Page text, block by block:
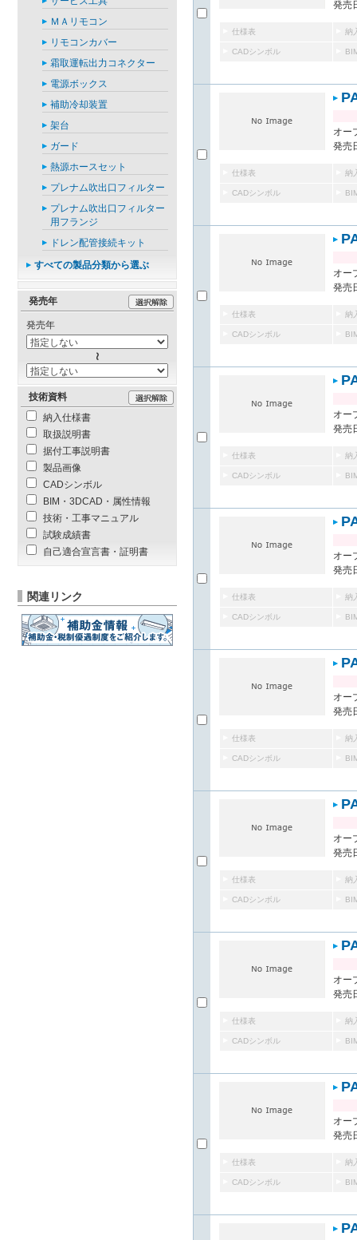
発売
仕様表 納
CADシンボル
オー
発売
仕様表 納
CADシンボル
オー
発売
仕様表 納
CADシンボル
オー
発売
仕様表 納
CADシンボル
オー
発売
仕様表 納
CADシンボル
オー
発売
仕様表 納
CADシンボル
オー
発売
仕様表 納
CADシンボル
オー
発売
仕様表 納
CADシンボル
オー
発売
仕様表 納
CADシンボル
ＭＡリモコン
リモコンカバー
霜取運転出力コネクター
電源ボックス
補助冷却装置
架台
ガード
熱源ホースセット
プレナム吹出口フィルター
プレナム吹出口フィルター
用フランジ
ドレン配管接続キット
すべての製品分類から選ぶ
発売年
発売年
技術資料
納入仕様書
取扱説明書
据付工事説明書
製品画像
CADシンボル
BIM・3DCAD・属性情報
技術・工事マニュアル
試験成績書
自己適合宣言書・証明書
関連リンク